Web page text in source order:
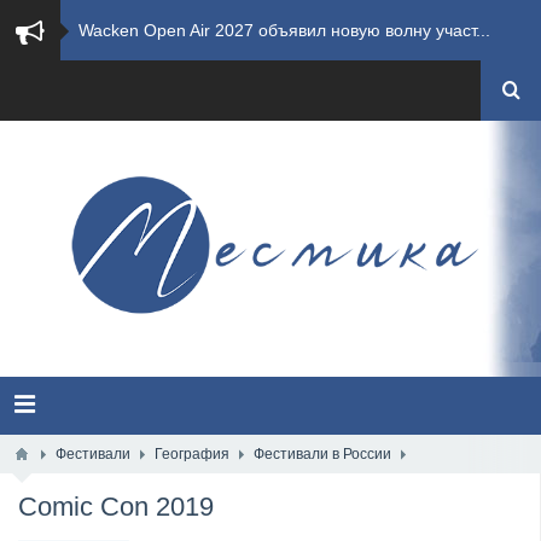
​Wacken Open Air 2027 объявил новую волну участ...
GHOST возвращаются на большие экраны с новым ко...
​Summer Breeze Open Air 2026 полностью переходи...
Всероссийский рок-фестиваль HAMMER FEST впервые...
XANDRIA представили новый сингл под названием «...
Фестивали География Фестивали в России
Comic Con 2019